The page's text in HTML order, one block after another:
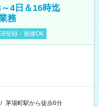
4日＆16時迄
務
登録・面接OK
/ 茅場町駅から徒歩6分